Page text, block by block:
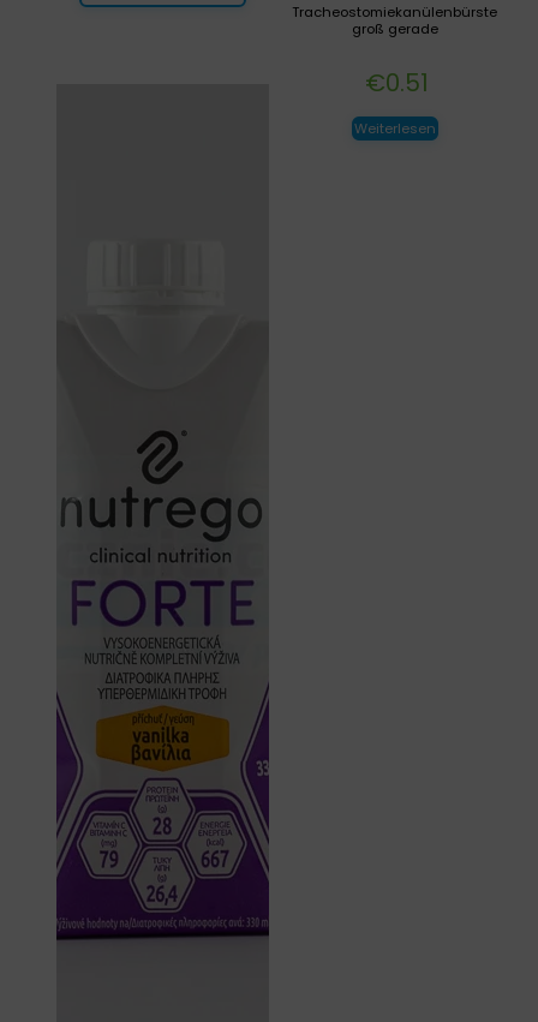
Tracheostomiekanülenbürste
groß gerade
€0.51
Weiterlesen